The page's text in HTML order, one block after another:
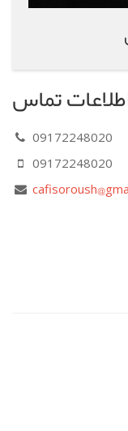
تماس
09172248020
09172248020